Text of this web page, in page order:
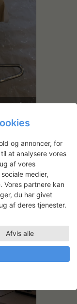
på-
som er
og annoncer, for
at analysere vores
af vores
medier,
Vores partnere kan
du har givet
af deres tjenester.
Afvis alle